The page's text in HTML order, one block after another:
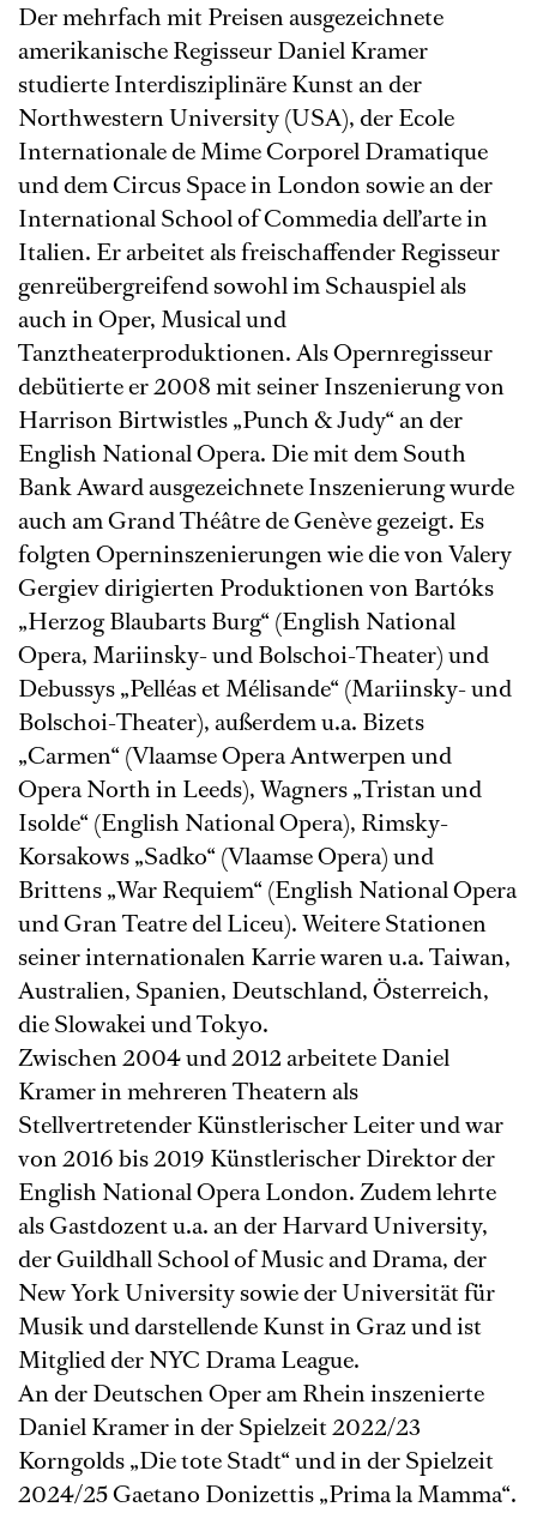
Der mehrfach mit Preisen ausgezeichnete
amerikanische Regisseur Daniel Kramer
studierte Interdisziplinäre Kunst an der
Northwestern University (USA), der Ecole
Internationale de Mime Corporel Dramatique
und dem Circus Space in London sowie an der
International School of Commedia dell’arte in
Italien. Er arbeitet als freischaffender Regisseur
genreübergreifend sowohl im Schauspiel als
auch in Oper, Musical und
Tanztheaterproduktionen. Als Opernregisseur
debütierte er 2008 mit seiner Inszenierung von
Harrison Birtwistles „Punch & Judy“ an der
English National Opera. Die mit dem South
Bank Award ausgezeichnete Inszenierung wurde
auch am Grand Théâtre de Genève gezeigt. Es
folgten Operninszenierungen wie die von Valery
Gergiev dirigierten Produktionen von Bartóks
„Herzog Blaubarts Burg“ (English National
Opera, Mariinsky- und Bolschoi-Theater) und
Debussys „Pelléas et Mélisande“ (Mariinsky- und
Bolschoi-Theater), außerdem u.a. Bizets
„Carmen“ (Vlaamse Opera Antwerpen und
Opera North in Leeds), Wagners „Tristan und
Isolde“ (English National Opera), Rimsky-
Korsakows „Sadko“ (Vlaamse Opera) und
Brittens „War Requiem“ (English National Opera
und Gran Teatre del Liceu). Weitere Stationen
seiner internationalen Karrie waren u.a. Taiwan,
Australien, Spanien, Deutschland, Österreich,
die Slowakei und Tokyo.
Zwischen 2004 und 2012 arbeitete Daniel
Kramer in mehreren Theatern als
Stellvertretender Künstlerischer Leiter und war
von 2016 bis 2019 Künstlerischer Direktor der
English National Opera London. Zudem lehrte
als Gastdozent u.a. an der Harvard University,
der Guildhall School of Music and Drama, der
New York University sowie der Universität für
Musik und darstellende Kunst in Graz und ist
Mitglied der NYC Drama League.
An der Deutschen Oper am Rhein inszenierte
Daniel Kramer in der Spielzeit 2022/23
Korngolds „Die tote Stadt“ und in der Spielzeit
2024/25 Gaetano Donizettis „Prima la Mamma“.